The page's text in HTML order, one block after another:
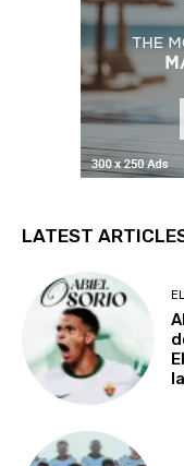
LATEST